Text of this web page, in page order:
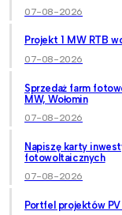
07-08-2026
Projekt 1 MW RTB
07-08-2026
Sprzedaż farm
MW, Wołomin
07-08-2026
Napiszę karty
fotowoltaicznych
07-08-2026
Portfel projektów